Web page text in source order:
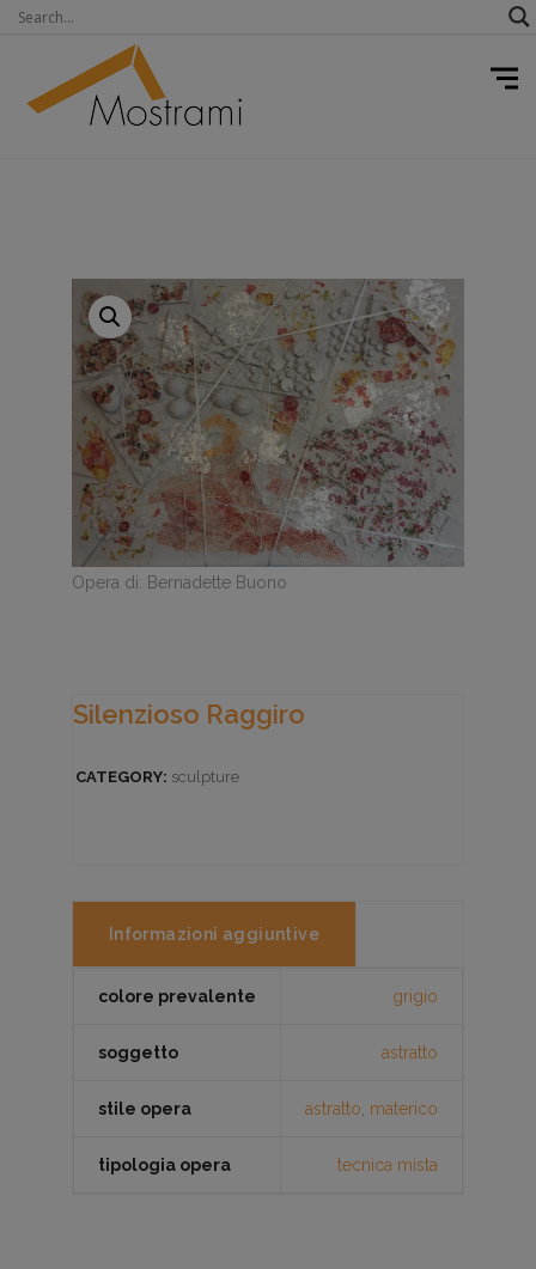
Opera di: Bernadette Buono
Silenzioso Raggiro
CATEGORY: sculpture
Informazioni aggiuntive
colore prevalente grigio
soggetto astratto
stile opera astratto, materico
tipologia opera tecnica mista